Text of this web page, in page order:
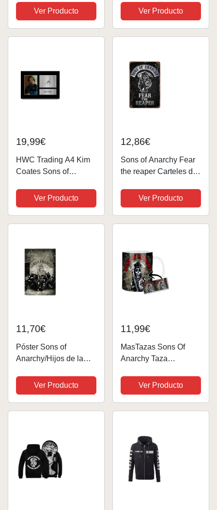
Regalos Imprimieron
La Imagen Firmada
Del Autógrafo Para Los
Ver Producto
Anarchy, póster de
pared en lienzo e
impresión artística
dormitorio familiar, 12
x...
Ver Producto
19,99€
HWC Trading A4 Kim
Coates Sons of
Imprimieron La Imagen
Firmada Del Autógrafo
Para Los Fans De La
Ver Producto
12,86€
Sons of Anarchy Fear
the reaper Carteles de
de chapa Retro Letrero
de metal Placa Arte
Decoración de pared 8
Ver Producto
11,70€
Póster Sons of
Anarchy/Hijos de la
Vintage/Antaño (61cm
x 91,5cm)
Ver Producto
11,99€
MasTazas Sons Of
Anarchy Taza
Ver Producto